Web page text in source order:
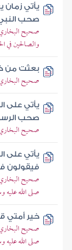
يأتي
صحب
صحيح
والصالحين في
بعثت من
صحيح
يأتي على
صحب
صحيح
يأتي على
فيقولون
صحيح
صلى الله عليه
خير أمتي
صحيح
صلى الله عليه